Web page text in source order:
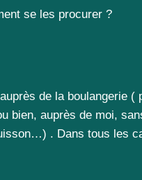
se les procurer ?
de la boulangerie (
bien, auprès de moi,
. Dans tous les